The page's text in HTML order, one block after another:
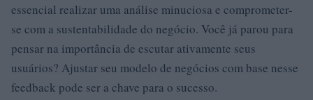
essencial realizar uma análise minuciosa e comprometer-
se com a sustentabilidade do negócio. Você já parou para
pensar na importância de escutar ativamente seus
usuários? Ajustar seu modelo de negócios com base nesse
feedback pode ser a chave para o sucesso.